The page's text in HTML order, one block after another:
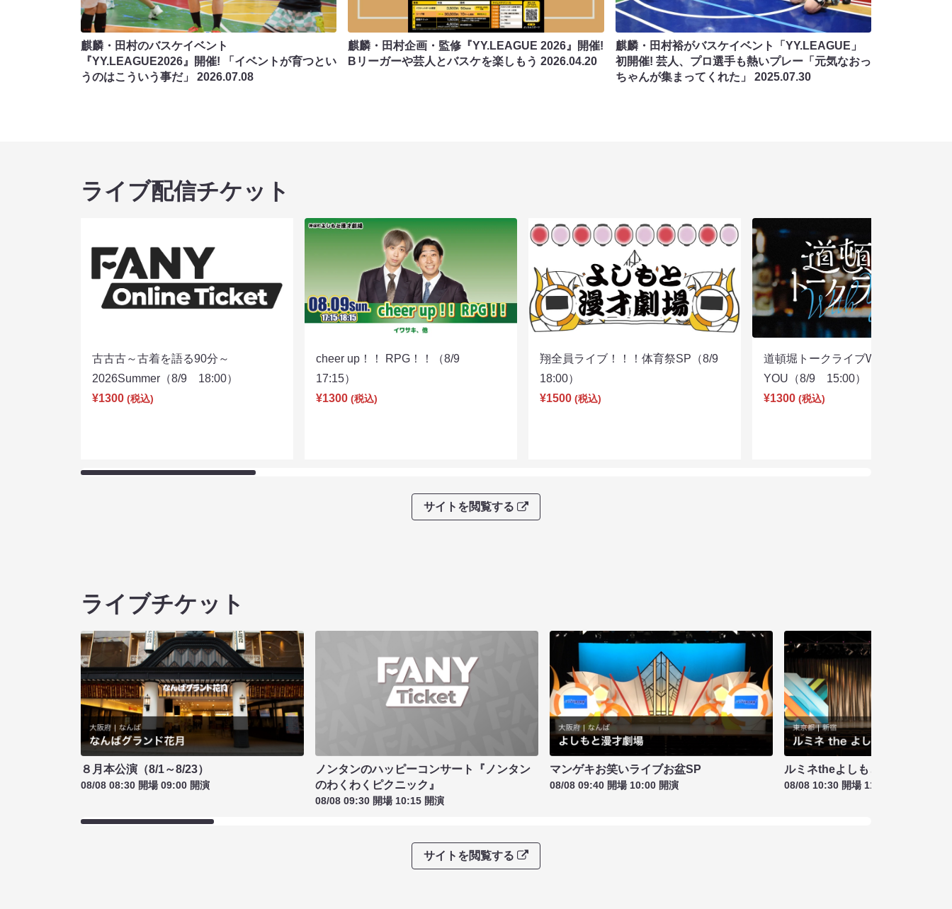
麒麟・田村のバスケイベント
『YY.LEAGUE2026』開催! 「イベントが育つとい
うのはこういう事だ」 2026.07.08
麒麟・田村企画・監修『YY.LEAGUE 2026』開催!
Bリーガーや芸人とバスケを楽しもう2026.04.20
麒麟・田村裕がバスケイベント「YY.LEAGUE」
初開催! 芸人、プロ選手も熱いプレー「元気なおっ
ちゃんが集まってくれた」 2025.07.30
ライブ配信チケット
古古古～古着を語る90分～
2026Summer（8/9 18:00）
¥1300 (税込)
cheer up！！ RPG！！（8/9
17:15）
¥1300 (税込)
翔全員ライブ！！！体育祭SP（8/9
18:00）
¥1500 (税込)
道頓堀トークライブWITH
YOU（8/9 15:00）
¥1300 (税込)
サイトを閲覧する
ライブチケット
８月本公演（8/1～8/23）
08/08 08:30 開場 09:00 開演
ノンタンのハッピーコンサート『ノンタン
のわくわくピクニック』
08/08 09:30 開場 10:15 開演
マンゲキお笑いライブお盆SP
08/08 09:40 開場 10:00 開演
ルミネtheよしもと お盆特別興行
08/08 10:30 開場 11:00 開演
サイトを閲覧する